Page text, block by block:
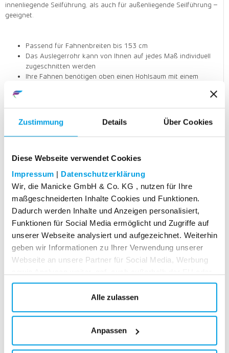
Zustimmung Details Über Cookies
Diese Webseite verwendet Cookies
Impressum | Datenschutzerklärung
Wir, die Manicke GmbH & Co. KG , nutzen für Ihre
maßgeschneiderten Inhalte Cookies und Funktionen.
Dadurch werden Inhalte und Anzeigen personalisiert,
Funktionen für Social Media ermöglicht und Zugriffe auf
unserer Webseite analysiert und aufgezeichnet. Weiterhin
geben wir Informationen zu Ihrer Verwendung unserer
Webseite an unsere Partner für Social Media, Werbung
des EWR wie den USA. Möglicherweise werden diese
Informationen durch unsere Partner mit weiteren Daten
zusammengeführt, die im Rahmen Ihrer Nutzung
uns genutzten Cookies und Funktionen finden Sie in der
Datenschutzerklärung.
Alle zulassen
Anpassen
innenliegende Seilführung, als auch für außenliegende Seilführung –
geeignet.
Passend für Fahnenbreiten bis 153 cm
Das Auslegerrohr kann von Ihnen auf jedes Maß individuell
zugeschnitten werden
Ihre Fahnen benötigen oben einen Hohlsaum mit einem
Windtracker "Schweden"
Art. Nr.: AM05
Nachrüstbarer Fahnenmast-Ausleger. Passend für
Fahnenbreiten bis 153 cm.
99,95 EUR